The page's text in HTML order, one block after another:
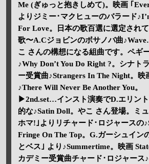
Me (ぎゅっと抱きしめて)。映画 ｢
よりジミー･マクヒューのバラード
For Love。日本の歌百選に選定され
歌〜A.Cジョビンのボサノバ曲
こ さんの構想になる組曲です。ペギ
♪Why Don’t You Do Right ?。シナト
ー受賞曲♪Strangers In The Night。映
♪There Will Never Be Another You。
▶2nd.set…インスト演奏でD.エリン
的な♪Satin Doll。やこ さん登場。ミ
ホマ!｣よりリチャード･ロジャースの
Fringe On The Top。G.ガーシュイン
とベス｣ より♪Summertime。映画
カデミー受賞曲チャード･ロジャース